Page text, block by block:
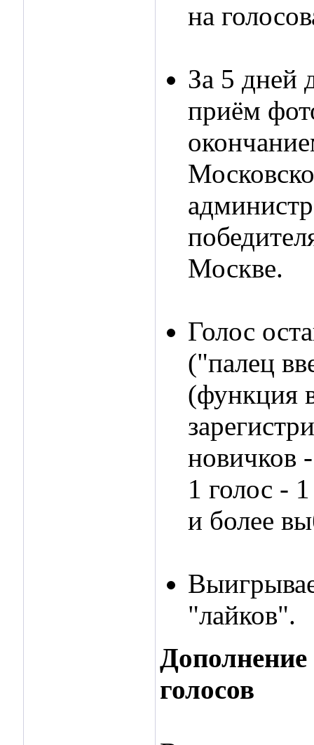
на
За 5 дней
приём
Москве.
Голос
("палец
(функция
новичков
1 голос -
и более
"лайков".
голосов